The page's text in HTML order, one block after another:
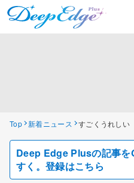
Top 新着ニュース すごくうれし
Deep Edge Plusの記事
すく。登録はこちら